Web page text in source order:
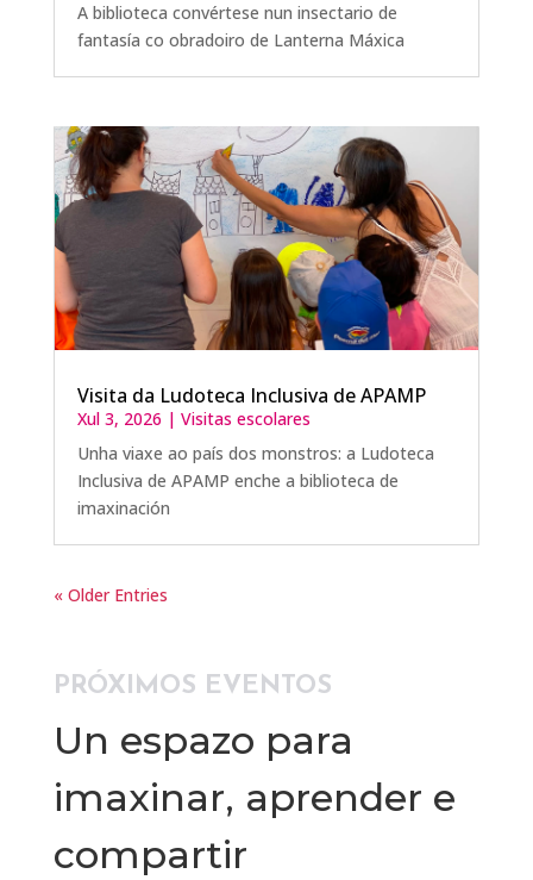
A biblioteca convértese nun insectario de
fantasía co obradoiro de Lanterna Máxica
Visita da Ludoteca Inclusiva de APAMP
Xul 3, 2026 | Visitas escolares
Unha viaxe ao país dos monstros: a Ludoteca
Inclusiva de APAMP enche a biblioteca de
imaxinación
« Older Entries
PRÓXIMOS EVENTOS
Un espazo para
imaxinar, aprender e
compartir